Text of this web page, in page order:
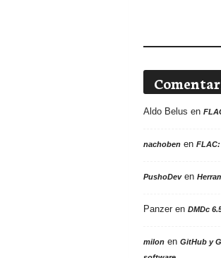
Aldo Belus en
nachobenen
PushoDeven
Panzeren DMDc
milonen GitHub y